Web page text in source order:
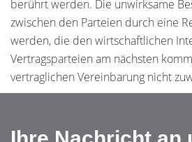
berührt werden. Die unwirksame
zwischen den Parteien durch eine
werden, die den wirtschaftlichen
Vertragsparteien am nächsten
vertraglichen Vereinbarung nicht